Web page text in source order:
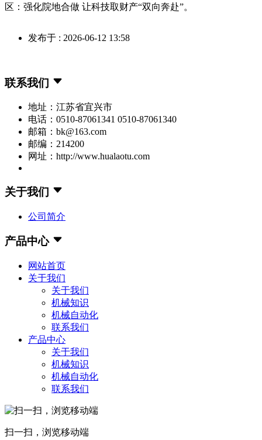
区：强化院地合做 让科技取财产“双向奔赴”。
发布于 : 2026-06-12 13:58
联系我们
地址：江苏省宜兴市
电话：0510-87061341 0510-87061340
邮箱：bk@163.com
邮编：214200
网址：http://www.hualaotu.com
关于我们
公司简介
产品中心
网站首页
关于我们
关于我们
机械知识
机械自动化
联系我们
产品中心
关于我们
机械知识
机械自动化
联系我们
扫一扫，浏览移动端